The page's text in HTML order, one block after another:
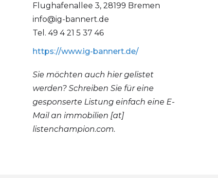
Flughafenallee 3, 28199 Bremen
info@ig-bannert.de
Tel. 49 4 21 5 37 46
https://www.ig-bannert.de/
Sie möchten auch hier gelistet
werden? Schreiben Sie für eine
gesponserte Listung einfach eine E-
Mail an immobilien [at]
listenchampion.com.